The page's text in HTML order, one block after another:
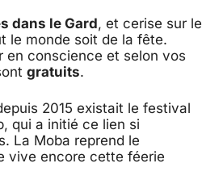
dans le Gard, et cerise sur le
le monde soit de la fête.
en conscience et selon vos
gratuits.
2015 existait le festival
qui a initié ce lien si
La Moba reprend le
vive encore cette féerie